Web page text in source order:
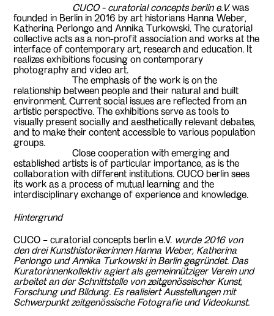
CUCO - curatorial concepts berlin e.V.was
founded in Berlin in 2016 by art historians Hanna Weber,
Katherina Perlongo and Annika Turkowski. The curatorial
collective acts as a non-profit association and works at the
interface of contemporary art, research and education. It
realizes exhibitions focusing on contemporary
photography and video art.
The emphasis of the work is on the
relationship between people and their natural and built
environment. Current social issues are reflected from an
artistic perspective. The exhibitions serve as tools to
visually present socially and aesthetically relevant debates,
and to make their content accessible to various population
groups.
Close cooperation with emerging and
established artists is of particular importance, as is the
collaboration with different institutions. CUCO berlin sees
its work as a process of mutual learning and the
interdisciplinary exchange of experience and knowledge.
Hintergrund
CUCO – curatorial concepts berlin e.V. wurde 2016 von
den drei Kunsthistorikerinnen Hanna Weber, Katherina
Perlongo und Annika Turkowski in Berlin gegründet. Das
Kuratorinnenkollektiv agiert als gemeinnütziger Verein und
arbeitet an der Schnittstelle von zeitgenössischer Kunst,
Forschung und Bildung. Es realisiert Ausstellungen mit
Schwerpunkt zeitgenössische Fotografie und Videokunst.